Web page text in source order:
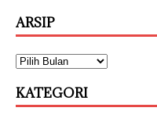
ARSIP
KATEGORI